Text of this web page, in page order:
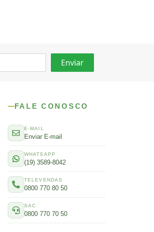
FALE CONOSCO
E-MAIL
Enviar E-mail
WHATSAPP
(19) 3589-8042
TELEVENDAS
0800 770 80 50
SAC
0800 770 70 50